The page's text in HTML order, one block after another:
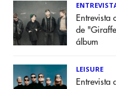
Entrevista
de
álbum
LEISURE
Entrevista